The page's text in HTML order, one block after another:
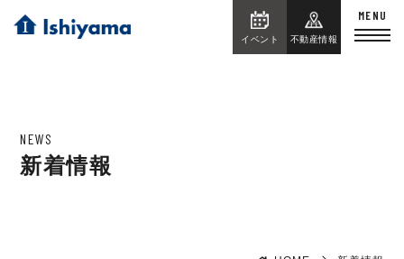
イベント 不動産情報
NEWS
新着情報